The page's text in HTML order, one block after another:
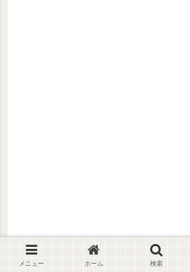
メニュー ホーム 検索